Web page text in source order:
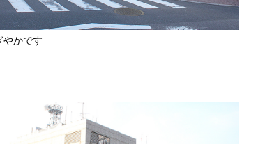
やかです